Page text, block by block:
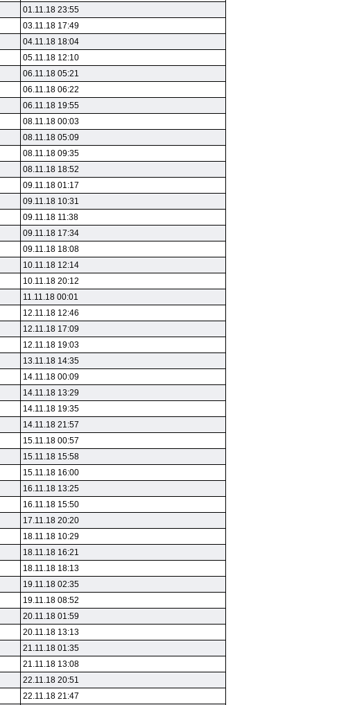
01.11.18 23:55
03.11.18 17:49
04.11.18 18:04
05.11.18 12:10
06.11.18 05:21
06.11.18 06:22
06.11.18 19:55
08.11.18 00:03
08.11.18 05:09
08.11.18 09:35
08.11.18 18:52
09.11.18 01:17
09.11.18 10:31
09.11.18 11:38
09.11.18 17:34
09.11.18 18:08
10.11.18 12:14
10.11.18 20:12
11.11.18 00:01
12.11.18 12:46
12.11.18 17:09
12.11.18 19:03
13.11.18 14:35
14.11.18 00:09
14.11.18 13:29
14.11.18 19:35
14.11.18 21:57
15.11.18 00:57
15.11.18 15:58
15.11.18 16:00
16.11.18 13:25
16.11.18 15:50
17.11.18 20:20
18.11.18 10:29
18.11.18 16:21
18.11.18 18:13
19.11.18 02:35
19.11.18 08:52
20.11.18 01:59
20.11.18 13:13
21.11.18 01:35
21.11.18 13:08
22.11.18 20:51
22.11.18 21:47